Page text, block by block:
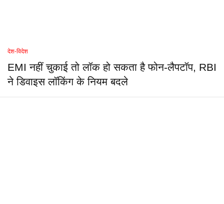
देश-विदेश
EMI नहीं चुकाई तो लॉक हो सकता है फोन-लैपटॉप, RBI
ने डिवाइस लॉकिंग के नियम बदले